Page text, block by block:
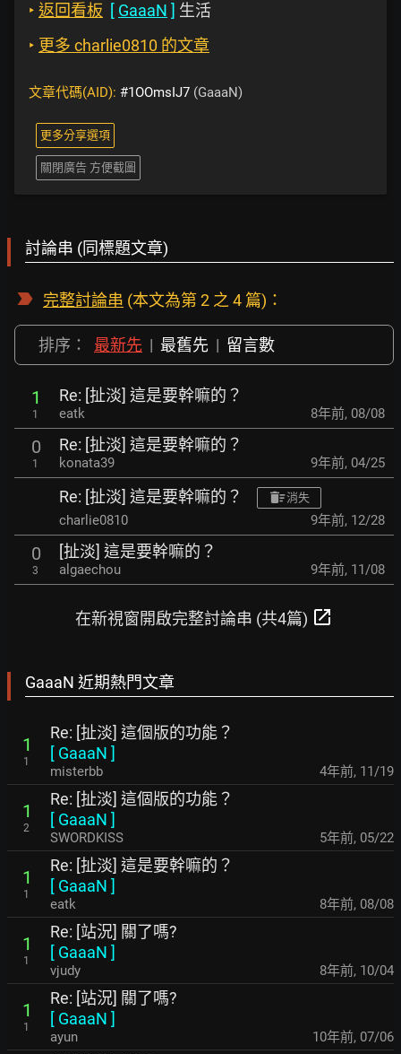
‣ 返回看板 [ GaaaN ] 生活
‣ 更多 charlie0810 的文章
文章代碼(AID): #1OOmsIJ7 (GaaaN)
更多分享選項
關閉廣告 方便截圖
討論串 (同標題文章)
完整討論串 (本文為第 2 之 4 篇)：
排序： 最新先 | 最舊先 | 留言數
1
1
Re: [扯淡] 這是要幹嘛的？
eatk 8年前, 08/08
0
1
Re: [扯淡] 這是要幹嘛的？
konata39 9年前, 04/25
Re: [扯淡] 這是要幹嘛的？ 消失
charlie0810 9年前, 12/28
0
3
[扯淡] 這是要幹嘛的？
algaechou 9年前, 11/08
在新視窗開啟完整討論串 (共4篇) open_in_new
GaaaN 近期熱門文章
1
1
Re: [扯淡] 這個版的功能？
[ GaaaN ]
misterbb 4年前, 11/19
1
2
Re: [扯淡] 這個版的功能？
[ GaaaN ]
SWORDKISS 5年前, 05/22
1
1
Re: [扯淡] 這是要幹嘛的？
[ GaaaN ]
eatk 8年前, 08/08
1
1
Re: [站況] 關了嗎?
[ GaaaN ]
vjudy 8年前, 10/04
1
1
Re: [站況] 關了嗎?
[ GaaaN ]
ayun 10年前, 07/06